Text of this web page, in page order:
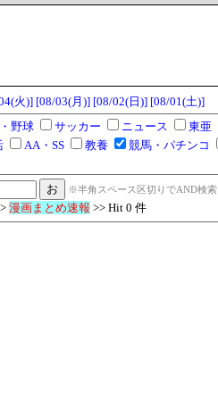
火)] [08/03(月)] [08/02(日)] [08/01(土)]
野球 サッカー ニュース 東亜
AA・SS 教養 競馬・パチンコ
※半角スペース区切りでAND検索
漫画まとめ速報 >> Hit 0 件